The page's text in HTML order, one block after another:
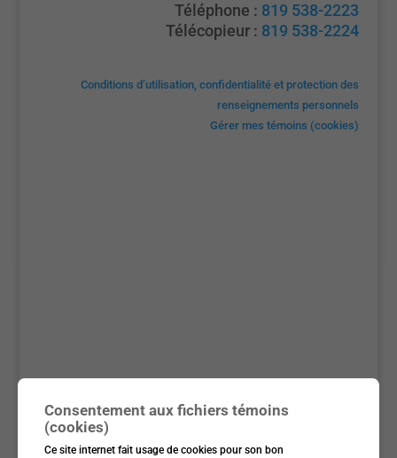
Téléphone : 819 538-2223
Télécopieur : 819 538-2224
Conditions d’utilisation, confidentialité et protection des
renseignements personnels
Gérer mes témoins (cookies)
Consentement aux fichiers témoins
(cookies)
Ce site internet fait usage de cookies pour son bon